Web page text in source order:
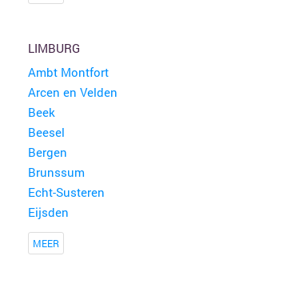
LIMBURG
Ambt Montfort
Arcen en Velden
Beek
Beesel
Bergen
Brunssum
Echt-Susteren
Eijsden
MEER